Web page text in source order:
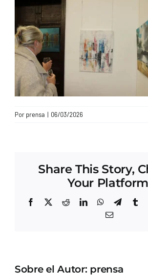
CONTACTO
Por prensa | 06/03/2026
Share This Story,
Your
Facebook
X RedditLinkedInWhatsApp
Telegram
Correo
Sobre el Autor: prensa